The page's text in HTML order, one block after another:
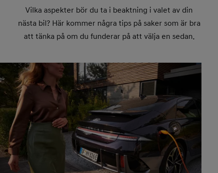
Vilka aspekter bör du ta i beaktning i valet av din
nästa bil? Här kommer några tips på saker som är bra
att tänka på om du funderar på att välja en sedan.